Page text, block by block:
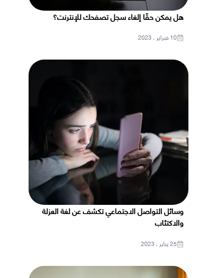
هل يمكن حقًا إلغاء سجل تصفحك للإنترنت؟
10 فبراير ، 2023
وسائل التواصل الاجتماعي تكشف عن لغة العزلة
والاكتئاب
25 يناير ، 2023